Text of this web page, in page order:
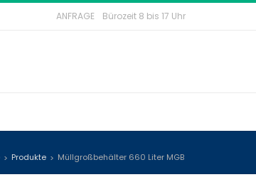
ANFRAGE Bürozeit 8 bis 17 Uhr
> Produkte > Müllgroßbehälter 660 Liter MGB